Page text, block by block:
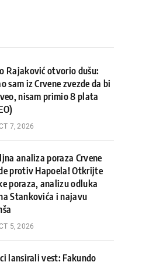
Rajaković otvorio dušu:
sam iz Crvene zvezde da bi
nisam primio 8 plata
7, 2026
analiza poraza Crvene
protiv Hapoela! Otkrijte
poraza, analizu odluka
Stankovića i najavu
5, 2026
lansirali vest: Fakundo